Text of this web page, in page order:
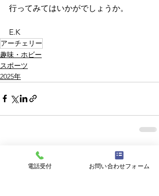
行ってみてはいかがでしょうか。
E.K
アーチェリー
趣味・ホビー
スポーツ
2025年
電話受付 お問い合わせフォーム